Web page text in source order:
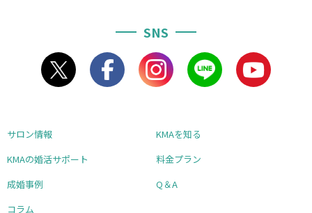
SNS
サロン情報
KMAを知る
KMAの婚活サポート
料金プラン
成婚事例
Q＆A
コラム